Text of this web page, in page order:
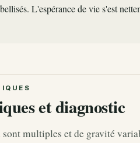
L'espérance de vie s'est
et diagnostic
multiples et de gravité